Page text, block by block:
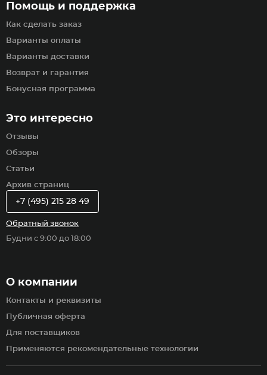
Помощь и поддержка
Как сделать заказ
Варианты оплаты
Варианты доставки
Возврат и гарантия
Бонусная программа
Это интересно
Отзывы
Обзоры
Статьи
Архив страниц
О компании
Контакты и реквизиты
Публичная оферта
Для поставщиков
Применяются рекомендательные технологии
+7 (495) 215 28 49
Обратный звонок
Будни с 9:00 до 18:00